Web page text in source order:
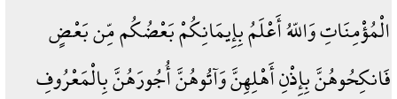
الْمُؤْمِنَاتِ وَاللّهُ أَعْلَمُ بِإِيمَانِكُمْ بَعْضُكُم مِّن بَعْضٍ
فَانكِحُوهُنَّ بِإِذْنِ أَهْلِهِنَّ وَآتُوهُنَّ أُجُورَهُنَّ بِالْمَعْرُوفِ